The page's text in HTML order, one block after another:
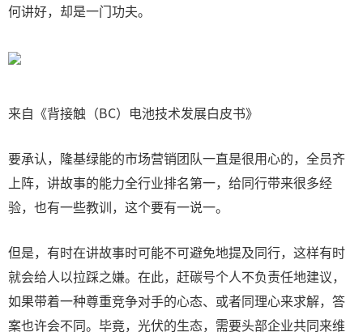
何讲好，却是一门功夫。
来自《背接触（BC）电池技术发展白皮书》
要承认，隆基绿能的市场营销团队一直是很用心的，全员齐
上阵，讲故事的能力全行业排名第一，给同行带来很多经
验，也有一些教训，这个要有一说一。
但是，有时在讲故事时可能不可避免地提及同行，这样有时
就会给人以拉踩之嫌。在此，赶碳号个人不负责任地建议，
如果带着一种尊重竞争对手的心态、或者同理心来求解，答
案也许会不同。毕竟，光伏的生态，需要头部企业共同来维